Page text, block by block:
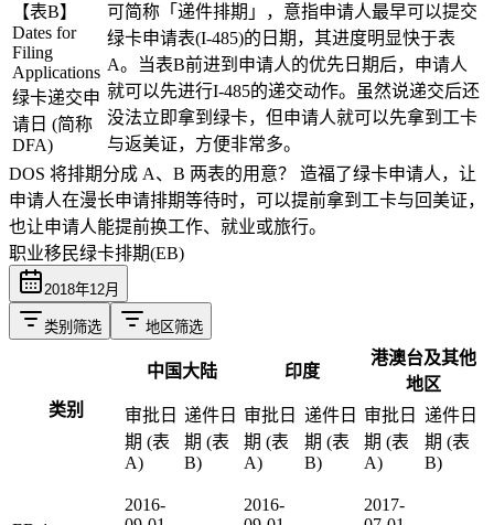
【表B】
Dates for
Filing
Applications
绿卡递交申
请日 (简称
DFA)
可简称「递件排期」，意指申请人最早可以提交
绿卡申请表(I-485)的日期，其进度明显快于表
A。当表B前进到申请人的优先日期后，申请人
就可以先进行I-485的递交动作。虽然说递交后还
没法立即拿到绿卡，但申请人就可以先拿到工卡
与返美证，方便非常多。
DOS 将排期分成 A、B 两表的用意？
造福了绿卡申请人，让
申请人在漫长申请排期等待时，可以提前拿到工卡与回美证，
也让申请人能提前换工作、就业或旅行。
职业移民绿卡排期(EB)
2018年12月
类别筛选 地区筛选
类别
中国大陆 印度
港澳台及其他
地区
审批日
期 (表
A)
递件日
期 (表
B)
审批日
期 (表
A)
递件日
期 (表
B)
审批日
期 (表
A)
递件日
期 (表
B)
2016-
2016-
2017-